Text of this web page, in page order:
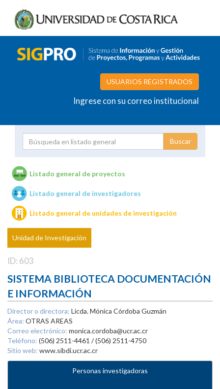
USUARIOS REGISTRADOS
Ingrese con su correo institucional
Unidades de investigación
Listado general de proyectos
Listado general de investigadores
Listado general de unidades de investigación
Unidad de Investigación
ID: 603
SISTEMA BIBLIOTECA DOCUMENTACIÓN
E INFORMACIÓN
Director o directora: Licda. Mónica Córdoba Guzmán
Área: OTRAS AREAS
Correo electrónico: monica.cordoba@ucr.ac.cr
Teléfono: (506) 2511-4461 / (506) 2511-4750
Sitio web: www.sibdi.ucr.ac.cr
Personas investigadoras